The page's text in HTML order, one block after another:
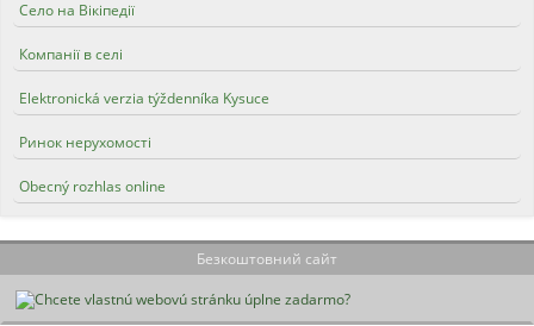
Село на Вікіпедії
Компанії в селі
Elektronická verzia týždenníka Kysuce
Ринок нерухомості
Obecný rozhlas online
Безкоштовний сайт